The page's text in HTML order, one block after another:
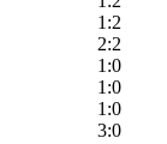
1:2
2:2
1:0
1:0
1:0
3:0